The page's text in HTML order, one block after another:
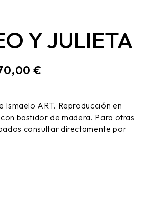
Y JULIETA
€
Ismaelo ART. Reproducción en
bastidor de madera. Para otras
consultar directamente por